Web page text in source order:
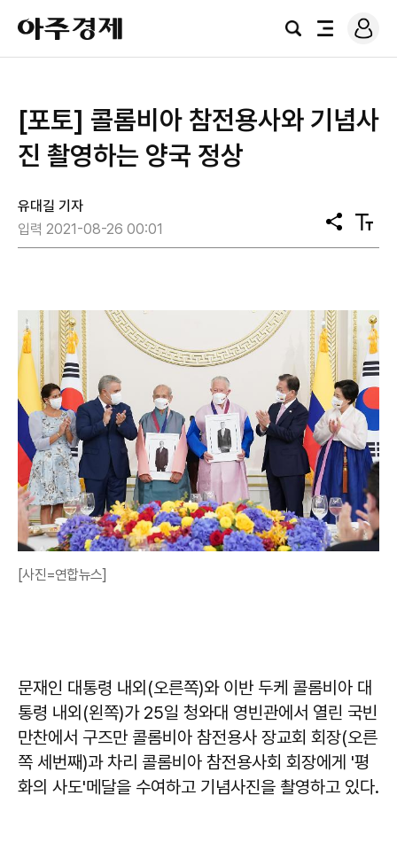
아
주
경
검
전
로
그
[포토] 콜롬비아 참전용사와 기념사
진 촬영하는 양국 정상
유대길 기자
입력 2021-08-26 00:01
공
유
텍
스
[사진=연합뉴스]
문재인 대통령 내외(오른쪽)와 이반 두케 콜롬비아 대
통령 내외(왼쪽)가 25일 청와대 영빈관에서 열린 국빈
만찬에서 구즈만 콜롬비아 참전용사 장교회 회장(오른
쪽 세번째)과 차리 콜롬비아 참전용사회 회장에게 '평
화의 사도'메달을 수여하고 기념사진을 촬영하고 있다.